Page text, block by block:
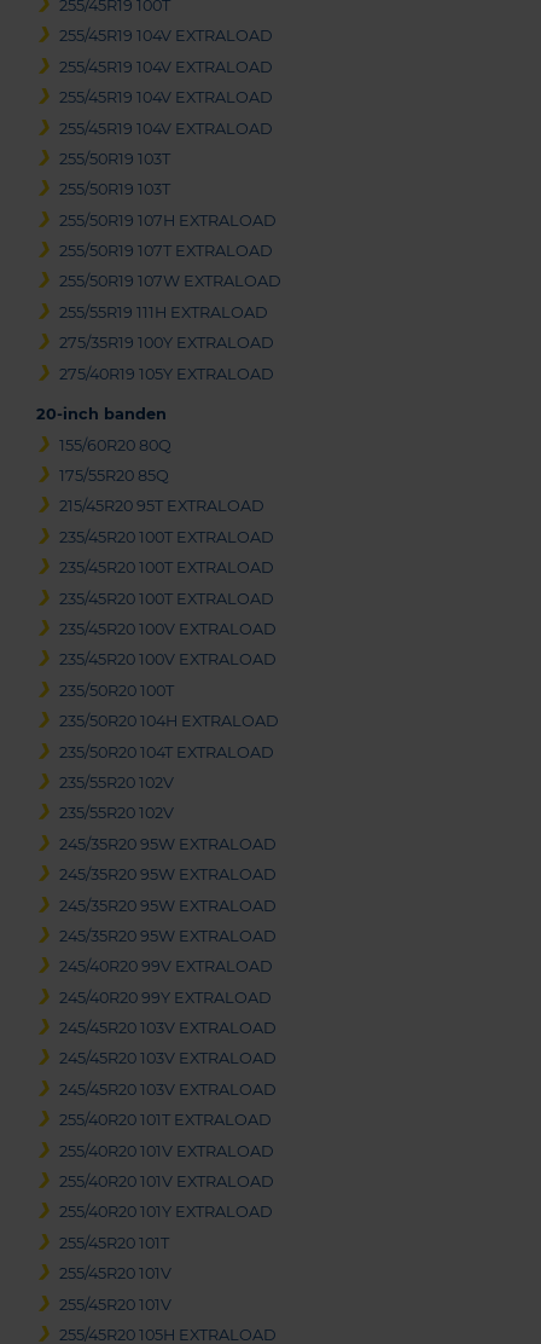
255/45R19 100T
255/45R19 104V EXTRALOAD
255/45R19 104V EXTRALOAD
255/45R19 104V EXTRALOAD
255/45R19 104V EXTRALOAD
255/50R19 103T
255/50R19 103T
255/50R19 107H EXTRALOAD
255/50R19 107T EXTRALOAD
255/50R19 107W EXTRALOAD
255/55R19 111H EXTRALOAD
275/35R19 100Y EXTRALOAD
275/40R19 105Y EXTRALOAD
20-inch banden
155/60R20 80Q
175/55R20 85Q
215/45R20 95T EXTRALOAD
235/45R20 100T EXTRALOAD
235/45R20 100T EXTRALOAD
235/45R20 100T EXTRALOAD
235/45R20 100V EXTRALOAD
235/45R20 100V EXTRALOAD
235/50R20 100T
235/50R20 104H EXTRALOAD
235/50R20 104T EXTRALOAD
235/55R20 102V
235/55R20 102V
245/35R20 95W EXTRALOAD
245/35R20 95W EXTRALOAD
245/35R20 95W EXTRALOAD
245/35R20 95W EXTRALOAD
245/40R20 99V EXTRALOAD
245/40R20 99Y EXTRALOAD
245/45R20 103V EXTRALOAD
245/45R20 103V EXTRALOAD
245/45R20 103V EXTRALOAD
255/40R20 101T EXTRALOAD
255/40R20 101V EXTRALOAD
255/40R20 101V EXTRALOAD
255/40R20 101Y EXTRALOAD
255/45R20 101T
255/45R20 101V
255/45R20 101V
255/45R20 105H EXTRALOAD